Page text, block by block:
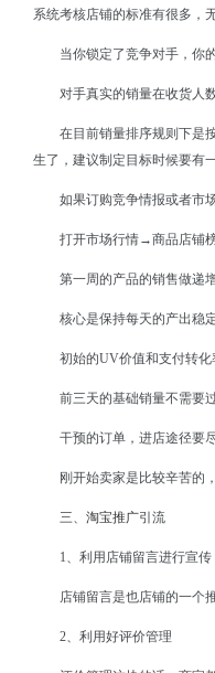
系统考核店铺的标准有很多，
当你锁定了竞争对手，你
对手真实的销量在收货人
在目前销量排序规则下是
生了，建议制定目标时候要有
如果订购竞争情报或者市
打开市场行情→商品店铺
第一周的产品的销售做递
核心是保持每天的产出稳
初始的UV价值和支付转
前三天的基础销量不需要
干预的订单，进店途径要
刚开始卖家是比较辛苦的
三、 淘宝推广引流
1、利用店铺留言进行宣传
店铺留言是也店铺的一个
2、利用好评价管理